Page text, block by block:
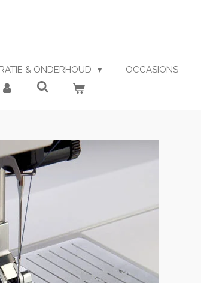
& ONDERHOUD OCCASIONS